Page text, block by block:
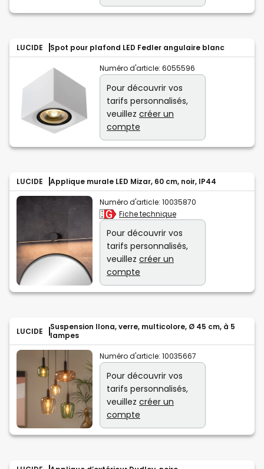
LUCIDE Spot pour plafond LED Fedler angulaire blanc
Numéro d'article: 6055596
Pour découvrir vos
tarifs personnalisés,
veuillez créer un
compte
LUCIDE Applique murale LED Mizar, 60 cm, noir, IP44
Numéro d'article: 10035870
Fiche technique
Pour découvrir vos
tarifs personnalisés,
veuillez créer un
compte
LUCIDE
Suspension Ilona, verre, multicolore, Ø 45 cm, à 5
lampes
Numéro d'article: 10035667
Pour découvrir vos
tarifs personnalisés,
veuillez créer un
compte